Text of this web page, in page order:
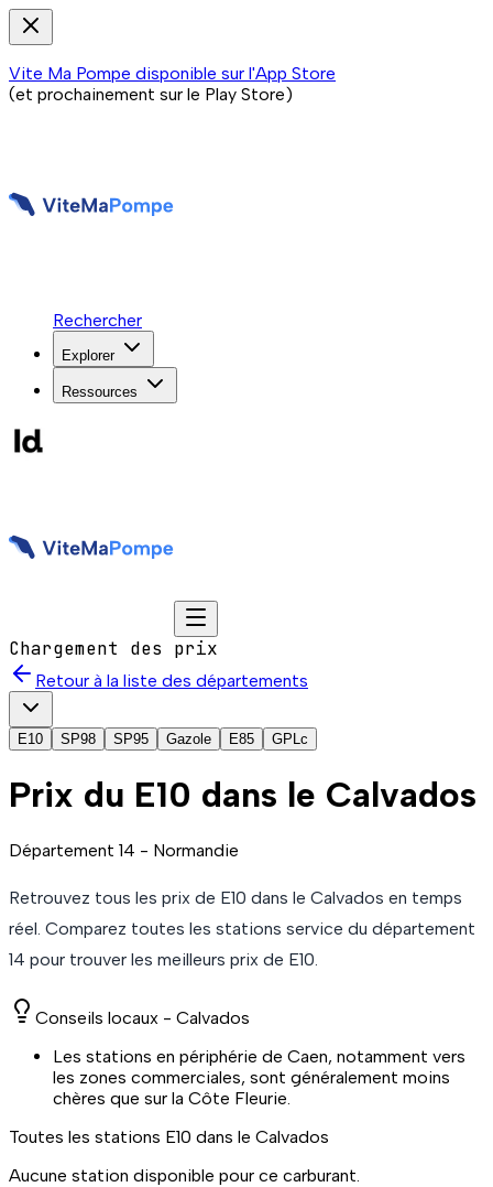
Vite Ma Pompe disponible sur l'App Store
(et prochainement sur le Play Store)
Rechercher
Explorer
Ressources
Chargement des prix
Retour à la liste des départements
E10 SP98 SP95 Gazole E85 GPLc
Prix du E10 dans le Calvados
Département 14 - Normandie
Retrouvez tous les prix de E10 dans le Calvados en temps
réel. Comparez toutes les stations service du département
14 pour trouver les meilleurs prix de E10.
Conseils locaux - Calvados
Les stations en périphérie de Caen, notamment vers
les zones commerciales, sont généralement moins
chères que sur la Côte Fleurie.
Toutes les stations E10 dans le Calvados
Aucune station disponible pour ce carburant.